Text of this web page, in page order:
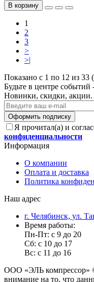
В корзину
1
2
3
>
>|
Показано с 1 по 12 из 33
Будьте в центре
Новинки, скидки, акции.
Оформить подписку
Я прочитал(а) и
конфиденциальности
Информация
О компании
Оплата и доставка
Политика
Наш адрес
г. Челябинск, ул.
Время работы:
Пн-Пт: с 9 до 20
Сб: с 10 до 17
Вс: с 11 до 16
ООО «ЭЛЬ компрессор»
внимание на то, что